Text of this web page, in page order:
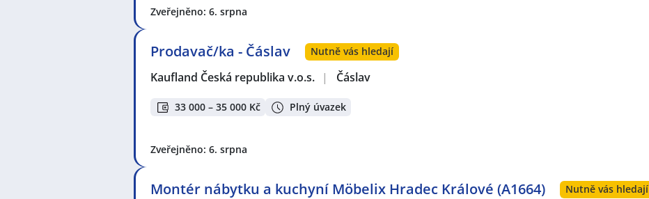
Zveřejněno: 6. srpna
Prodavač/ka - Čáslav Nutně vás hledají
Kaufland Česká republika v.o.s. | Čáslav
33 000 – 35 000 Kč Plný úvazek
Zveřejněno: 6. srpna
Montér nábytku a kuchyní Möbelix Hradec Králové (A1664) Nutně vás hledají